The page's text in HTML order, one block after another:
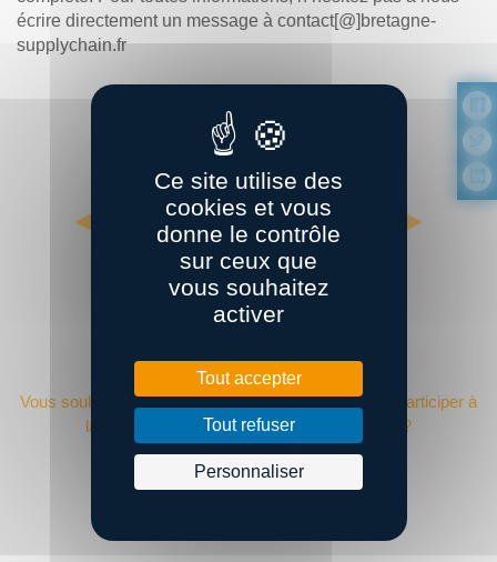
écrire directement un message à contact[@]bretagne-
supplychain.fr
DEVENIR ADHÉRENT ?
Vous souhaitez adhérer à Bretagne Supply Chain et participer à
la performance de la supply chain régionale ?
Devenir adhérent
Ce site utilise des
cookies et vous
donne le contrôle
sur ceux que
vous souhaitez
activer
Tout accepter
Tout refuser
Personnaliser